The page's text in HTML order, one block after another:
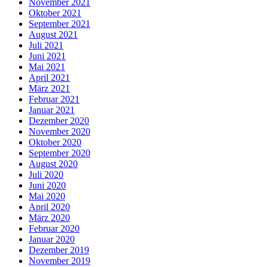
November 2021
Oktober 2021
September 2021
August 2021
Juli 2021
Juni 2021
Mai 2021
April 2021
März 2021
Februar 2021
Januar 2021
Dezember 2020
November 2020
Oktober 2020
September 2020
August 2020
Juli 2020
Juni 2020
Mai 2020
April 2020
März 2020
Februar 2020
Januar 2020
Dezember 2019
November 2019